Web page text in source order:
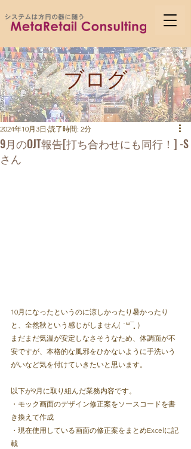
ブログ
9月のOJT報告[打ち合わせにも同行！] -S
さん
2024年10月3日 読了時間: 2分
10月になったというのに涼しかったり暑かったり
と、全然秋という感じがしません(  ¯꒳¯̥̥  )︎
まだまだ気温が安定しなさそうなため、体調面が不
安ですが、本格的な風邪をひかないように手洗いう
がいなど気を付けていきたいと思います。
以下が9月に取り組んだ業務内容です。
・モック画面のデザイン修正案をソースコードを書
き換えて作成
・現在使用している画面の修正案をまとめExcelに記
載